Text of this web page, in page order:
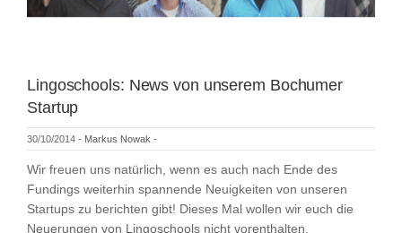
Lingoschools: News von unserem Bochumer
Startup
30/10/2014 - Markus Nowak -
Wir freuen uns natürlich, wenn es auch nach Ende des
Fundings weiterhin spannende Neuigkeiten von unseren
Startups zu berichten gibt! Dieses Mal wollen wir euch die
Neuerungen von Lingoschools nicht vorenthalten.